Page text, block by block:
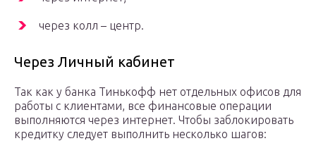
через колл – центр.
Через Личный кабинет
Так как у банка Тинькофф нет отдельных офисов для
работы с клиентами, все финансовые операции
выполняются через интернет. Чтобы заблокировать
кредитку следует выполнить несколько шагов: